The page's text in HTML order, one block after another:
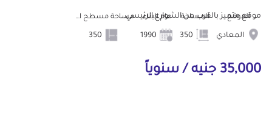
موقع متميز بالقرب من الشوارع الرئيسي...
الموقع
المعادي
المساحة عام البناء مساحة مسطح البناء
35,000 جنيه / سنوياً